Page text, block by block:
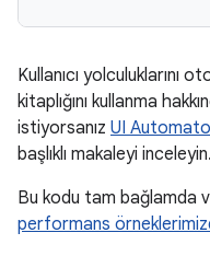
Kullanıcı
kitaplığını kullanma
istiyorsanız UI
başlıklı makaleyi inceleyin.
Bu kodu tam bağlamda
performans